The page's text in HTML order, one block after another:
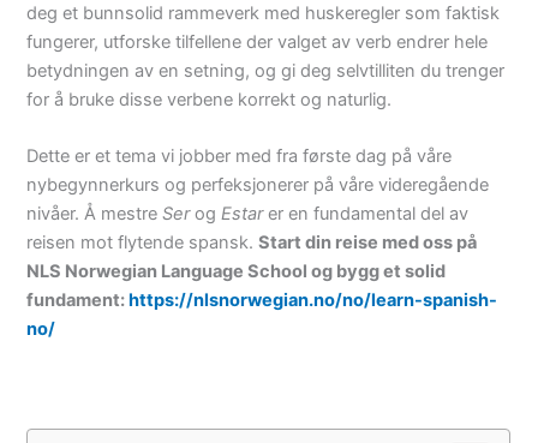
deg et bunnsolid rammeverk med huskeregler som faktisk
fungerer, utforske tilfellene der valget av verb endrer hele
betydningen av en setning, og gi deg selvtilliten du trenger
for å bruke disse verbene korrekt og naturlig.
Dette er et tema vi jobber med fra første dag på våre
nybegynnerkurs og perfeksjonerer på våre videregående
nivåer. Å mestreSerogEstarer en fundamental del av
reisen mot flytende spansk.Start din reise med oss på
NLS Norwegian Language School og bygg et solid
fundament:https://nlsnorwegian.no/no/learn-spanish-
no/